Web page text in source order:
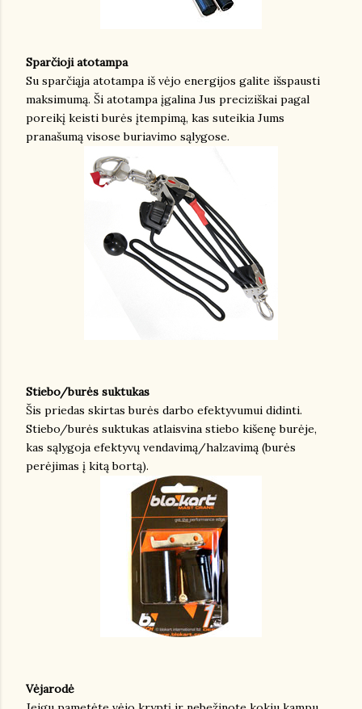
Sparčioji atotampa
Su sparčiąja atotampa iš vėjo energijos galite išspausti
maksimumą. Ši atotampa įgalina Jus preciziškai pagal
poreikį keisti burės įtempimą, kas suteikia Jums
pranašumą visose buriavimo sąlygose.
Stiebo/burės suktukas
Šis priedas skirtas burės darbo efektyvumui didinti.
Stiebo/burės suktukas atlaisvina stiebo kišenę burėje,
kas sąlygoja efektyvų vendavimą/halzavimą (burės
perėjimas į kitą bortą).
Vėjarodė